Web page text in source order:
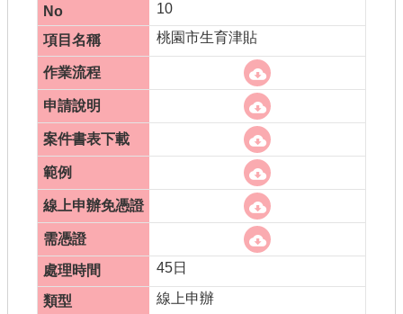
10
桃園市生育津貼
45日
線上申辦